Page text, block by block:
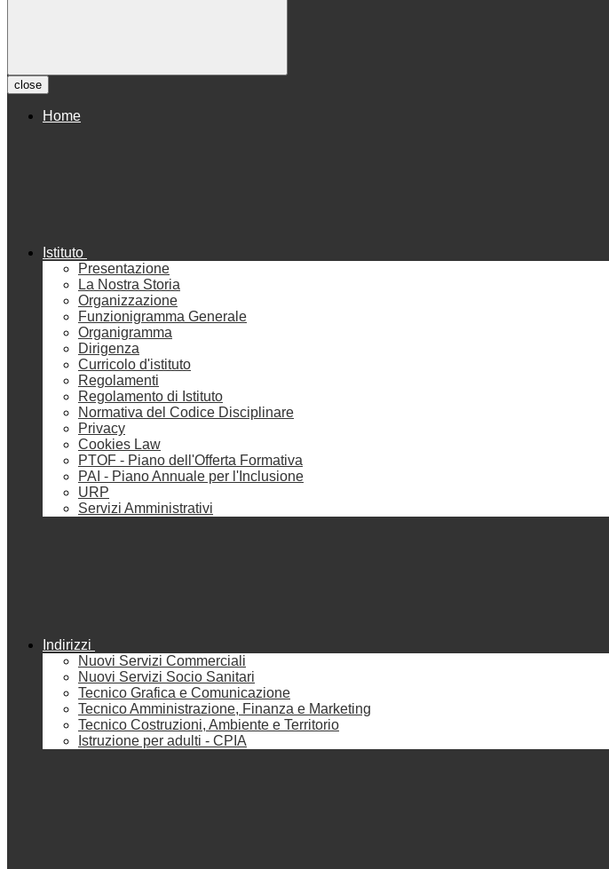
close
Home
Istituto
Presentazione
La Nostra Storia
Organizzazione
Funzionigramma Generale
Organigramma
Dirigenza
Curricolo d'istituto
Regolamenti
Regolamento di Istituto
Normativa del Codice Disciplinare
Privacy
Cookies Law
PTOF - Piano dell'Offerta Formativa
PAI - Piano Annuale per l'Inclusione
URP
Servizi Amministrativi
Indirizzi
Nuovi Servizi Commerciali
Nuovi Servizi Socio Sanitari
Tecnico Grafica e Comunicazione
Tecnico Amministrazione, Finanza e Marketing
Tecnico Costruzioni, Ambiente e Territorio
Istruzione per adulti - CPIA